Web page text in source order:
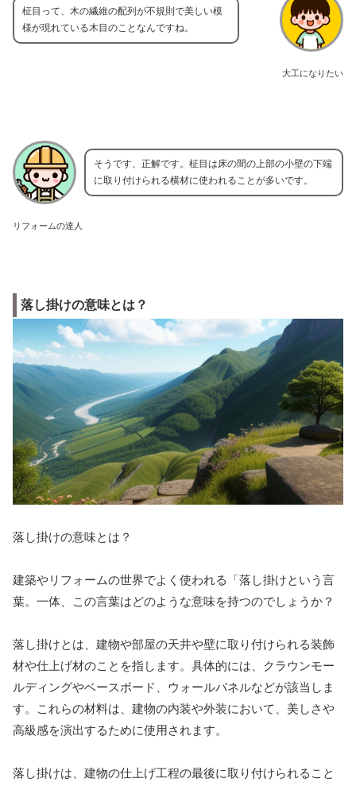
大工になりたい
柾目って、木の繊維の配列が不規則で美しい模
様が現れている木目のことなんですね。
リフォームの達人
そうです、正解です。柾目は床の間の上部の小壁の下端
に取り付けられる横材に使われることが多いです。
落し掛けの意味とは？
落し掛けの意味とは？
建築やリフォームの世界でよく使われる「落し掛けという言
葉。一体、この言葉はどのような意味を持つのでしょうか？
落し掛けとは、建物や部屋の天井や壁に取り付けられる装飾
材や仕上げ材のことを指します。具体的には、クラウンモー
ルディングやベースボード、ウォールパネルなどが該当しま
す。これらの材料は、建物の内装や外装において、美しさや
高級感を演出するために使用されます。
落し掛けは、建物の仕上げ工程の最後に取り付けられること